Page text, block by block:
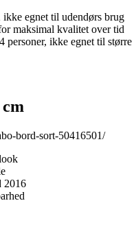
egnet til udendørs brug
maksimal kvalitet over tid
personer, ikke egnet til større
bord-sort-50416501/
2016